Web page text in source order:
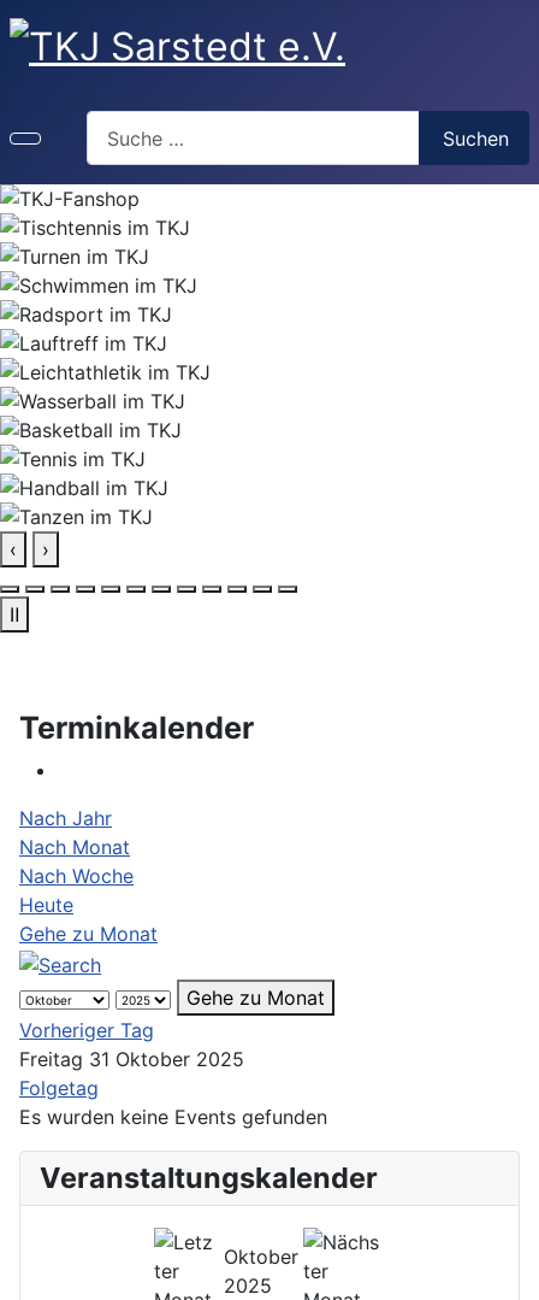
Suchen
‹ ›
Ⅱ
Terminkalender
Nach Jahr
Nach Monat
Nach Woche
Heute
Gehe zu Monat
Gehe zu Monat
Vorheriger Tag
Freitag 31 Oktober 2025
Folgetag
Es wurden keine Events gefunden
Veranstaltungskalender
Oktober
2025